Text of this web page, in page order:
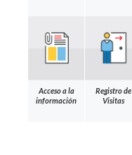
Acceso a la
información
Registro de
Visitas